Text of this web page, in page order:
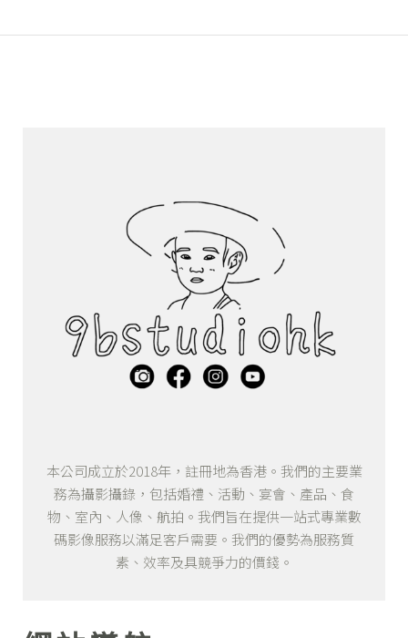
本公司成立於2018年，註冊地為香港。我們的主要業
務為攝影攝錄，包括婚禮、活動、宴會、產品、食
物、室內、人像、航拍。我們旨在提供一站式專業數
碼影像服務以滿足客戶需要。我們的優勢為服務質
素、效率及具競爭力的價錢。